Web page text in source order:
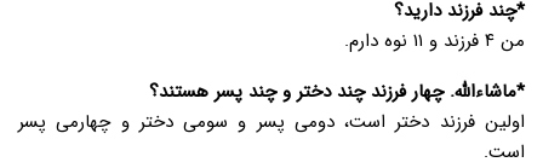
*چند فرزند دارید؟
من ۴ فرزند و ۱۱ نوه دارم.
*ماشاءالله. چهار فرزند چند دختر و چند پسر هستند؟
اولین فرزند دختر است، دومی پسر و سومی دختر و چهارمی پسر
است.